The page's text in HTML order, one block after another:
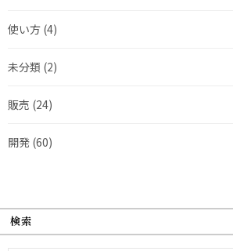
使い方 (4)
未分類 (2)
販売 (24)
開発 (60)
検索